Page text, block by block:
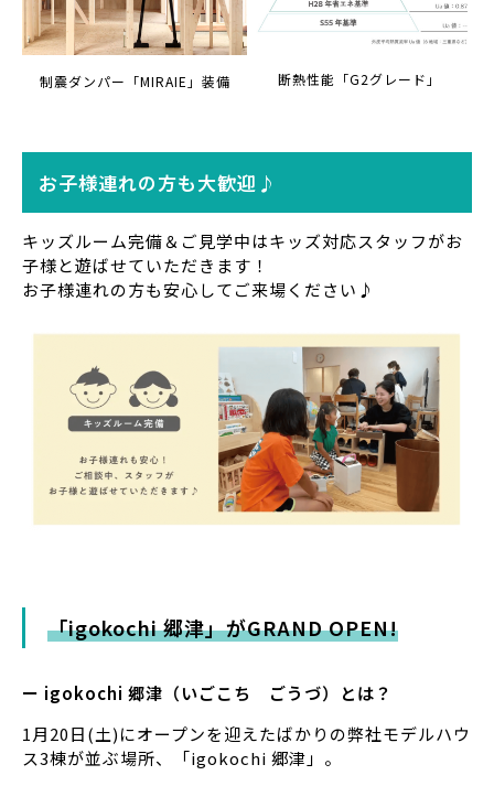
制震ダンパー「MIRAIE」装備 断熱性能「G2グレード」
お子様連れの方も大歓迎♪
キッズルーム完備＆ご見学中はキッズ対応スタッフがお
子様と遊ばせていただきます！
お子様連れの方も安心してご来場ください♪
「igokochi 郷津」がGRAND OPEN!
ー igokochi 郷津（いごこち ごうづ）とは？
1月20日(土)にオープンを迎えたばかりの弊社モデルハウ
ス3棟が並ぶ場所、「igokochi 郷津」。